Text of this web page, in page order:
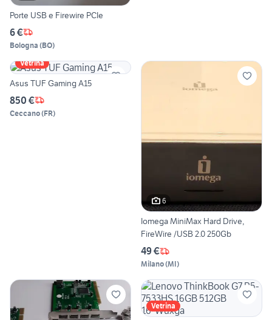
Porte USB e Firewire PCIe
6 €
Bologna (BO)
Vetrina
Asus TUF Gaming A15
850 €
Ceccano(FR)
6
Iomega MiniMax Hard Drive,
FireWire /USB 2.0 250Gb
49 €
Milano(MI)
Vetrina